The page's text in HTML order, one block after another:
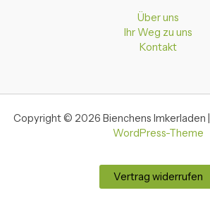
Über uns
Ihr Weg zu uns
Kontakt
Copyright © 2026 Bienchens Imkerladen
WordPress-Theme
Vertrag widerrufen